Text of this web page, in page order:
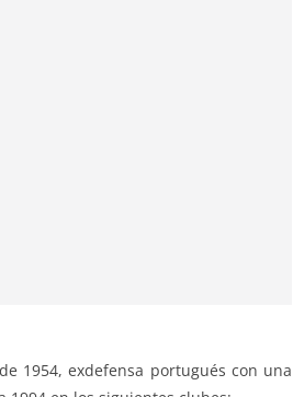
1954, exdefensa portugués con una